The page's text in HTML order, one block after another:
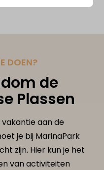
DOEN?
de
Plassen
aan de
je bij MarinaPark
zijn. Hier kun je het
van activiteiten